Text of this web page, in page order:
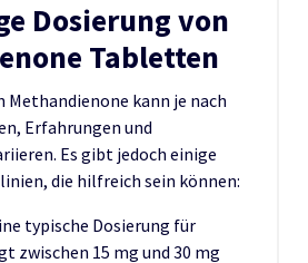
Dosierung von
Tabletten
Methandienone kann je nach
Erfahrungen und
Es gibt jedoch einige
die hilfreich sein können:
typische Dosierung für
zwischen 15 mg und 30 mg